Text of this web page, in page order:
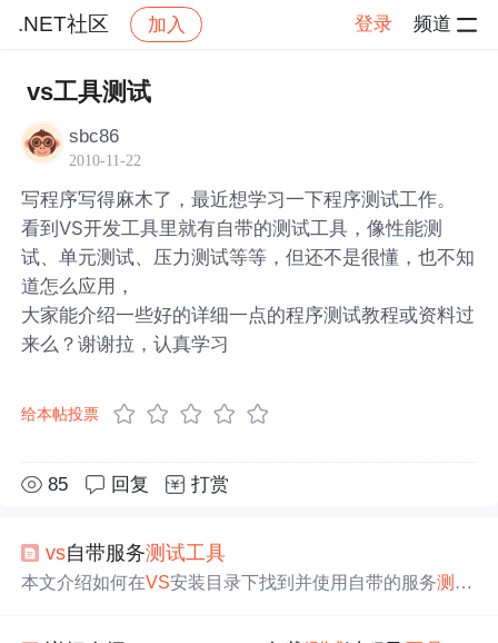
.NET社区 加入 登录 频道
社区 .NET社区
vs工具测试
sbc86
2010-11-22
写程序写得麻木了，最近想学习一下程序测试工作。
看到VS开发工具里就有自带的测试工具，像性能测
试、单元测试、压力测试等等，但还不是很懂，也不知
道怎么应用，
大家能介绍一些好的详细一点的程序测试教程或资料过
来么？谢谢拉，认真学习
给本帖投票
85 回复 打赏
vs自带服务测试工具
本文介绍如何在VS安装目录下找到并使用自带的服务测试